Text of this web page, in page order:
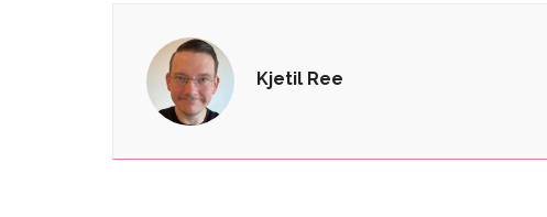
Kjetil Ree